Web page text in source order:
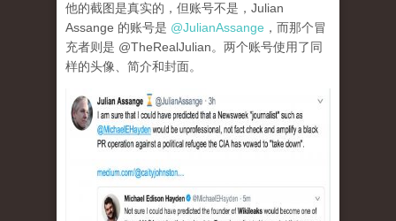
他的截图是真实的，但账号不是，Julian
Assange 的账号是 @JulianAssange ，而那个冒
充者则是 @TheRealJulian。两个账号使用了同
样的头像、简介和封面。